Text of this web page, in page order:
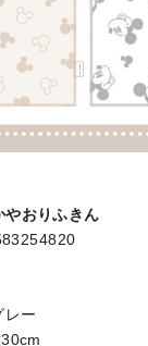
やおりふきん
レー